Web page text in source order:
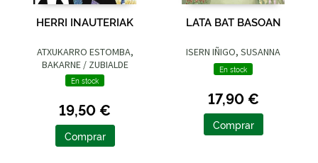
HERRI INAUTERIAK
ATXUKARRO ESTOMBA,
BAKARNE / ZUBIALDE
GRAJIRENA, IZASKUN
En stock
19,50 €
Comprar
LATA BAT BASOAN
ISERN IÑIGO, SUSANNA
En stock
17,90 €
Comprar